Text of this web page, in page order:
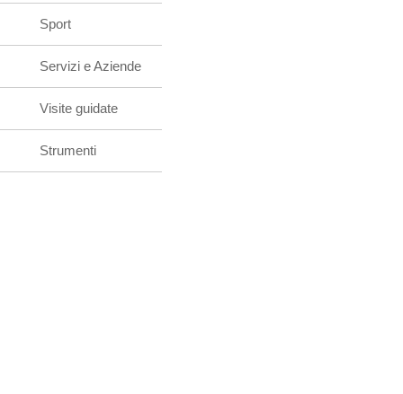
Sport
Servizi e Aziende
Visite guidate
Strumenti